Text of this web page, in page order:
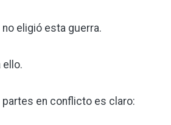
eligió esta guerra.
ello.
partes en conflicto es claro: